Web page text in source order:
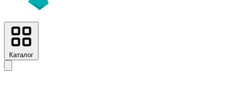
Каталог